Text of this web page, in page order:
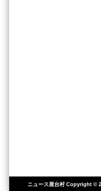
ニュース屋台村Copyright ©